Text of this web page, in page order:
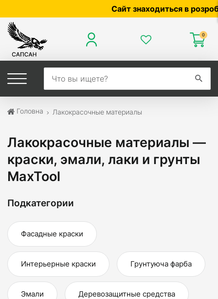
Сайт знаходиться в розробці
0
Головна Лакокрасочные материалы
Лакокрасочные материалы —
краски, эмали, лаки и грунты
MaxTool
Подкатегории
Фасадные краски
Интерьерные краски Грунтуюча фарба
Эмали Деревозащитные средства